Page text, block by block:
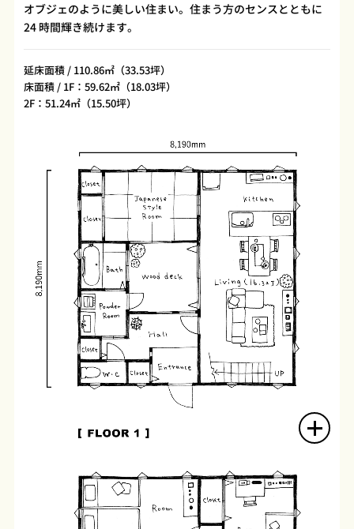
オブジェのように美しい住まい。住まう方のセンスとともに
24 時間輝き続けます。
延床面積 / 110.86㎡（33.53坪）
床面積 / 1F：59.62㎡（18.03坪）
2F：51.24㎡（15.50坪）